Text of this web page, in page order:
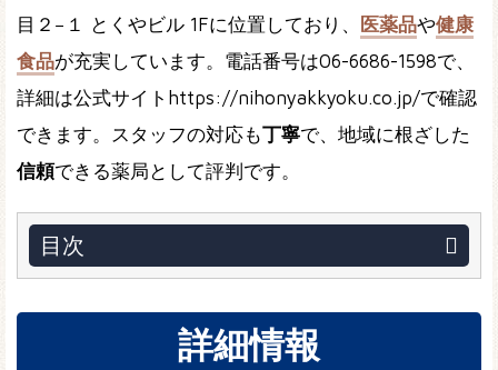
目２−１ とくやビル 1Fに位置しており、
医薬品や健康
食品が充実しています。電話番号は06-6686-1598で、
詳細は公式サイトhttps://nihonyakkyoku.co.jp/で確認
できます。スタッフの対応も丁寧で、地域に根ざした
信頼できる薬局として評判です。
目次
詳細情報